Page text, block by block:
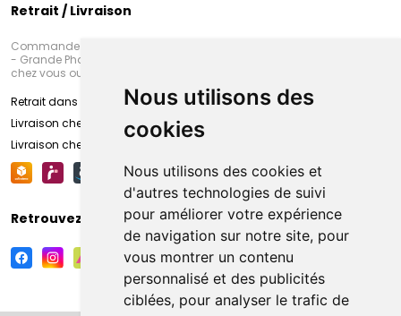
Nous utilisons des
cookies
Nous utilisons des cookies et
d'autres technologies de suivi
pour améliorer votre expérience
de navigation sur notre site, pour
vous montrer un contenu
personnalisé et des publicités
ciblées, pour analyser le trafic de
Retrait / Livraison
Commandez en ligne et venez chercher votre commande à Amiens
- Grande Pharmacie d’Amiens (Fachon) ou recevez-là rapidement
chez vous ou en point retrait
Retrait dans la pharmacie d’Amiens
Livraison chez vous
Livraison chez votre commerçant
Retrouvez-nous sur vos réseaux sociaux